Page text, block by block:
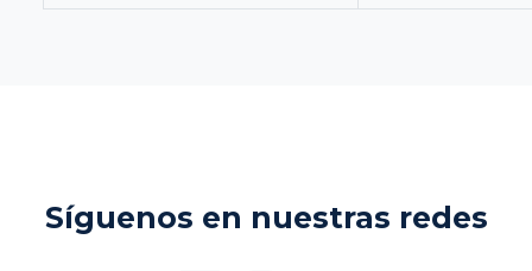
Síguenos en nuestras redes